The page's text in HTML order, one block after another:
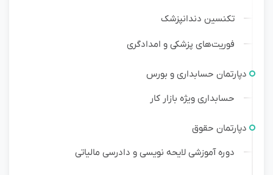
تکنسین دندانپزشک
فوریت‌های پزشکی و امدادگری
دپارتمان حسابداری و بورس
حسابداری ویژه بازار کار
دپارتمان حقوق
دوره آموزشی لایحه نویسی و دادرسی مالیاتی